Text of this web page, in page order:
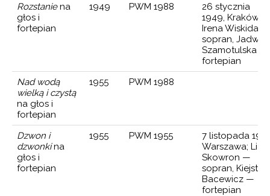
Rozstaniena
głos i
fortepian
1949 PWM 1988
26 stycznia
1949, Kraków;
Irena Wiskida —
sopran,
Szamotulska —
fortepian
Nad wodą
wielką i czystą
na głos i
fortepian
1955 PWM 1988
Dzwon i
dzwonkina
głos i
fortepian
1955 PWM 1955
7 listopada
Warszawa; Lidia
Skowron —
sopran, Kiejstut
Bacewicz —
fortepian